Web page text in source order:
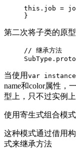
this.job =
}
第二次将子类的原
// 继承方法
当使用 var instance
name和color属性，
型上，只不过实例
使用寄生式组合模
这种模式通过借用
式来继承方法